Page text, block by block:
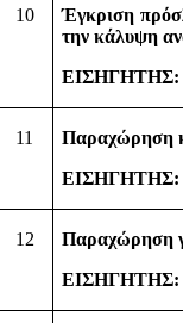
10
Έγκριση
την κάλυψη
ΕΙΣΗΓΗΤΗΣ:
11
Παραχώρηση
ΕΙΣΗΓΗΤΗΣ:
12
Παραχώρηση
ΕΙΣΗΓΗΤΗΣ: